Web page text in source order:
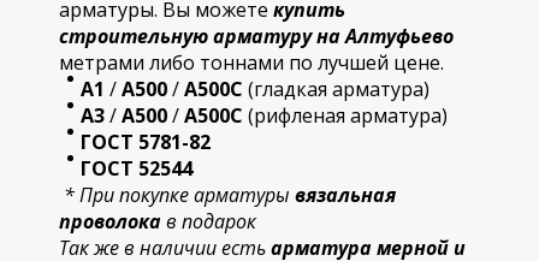
арматуры. Вы можете купить
строительнуюарматуру на Алтуфьево
метрами либо тоннами по лучшей цене.
А1 /А500/А500С (гладкая арматура)
А3/А500/А500С (рифленая арматура)
ГОСТ 5781-82
ГОСТ 52544
* При покупке арматуры вязальная
проволокав подарок
Так же в наличии естьарматура мерной и